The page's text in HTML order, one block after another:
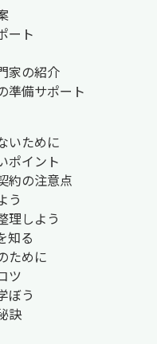
ート
家の紹介
準備サポート
いために
ポイント
約の注意点
う
理しよう
知る
ために
ツ
ぼう
訣